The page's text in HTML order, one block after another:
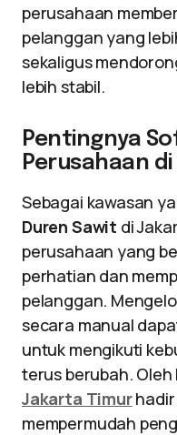
perusahaan
pelanggan yang
sekaligus
lebih stabil.
Pentingnya
Perusahaan
Sebagai kawasan
Duren Sawit di
perusahaan yang
perhatian dan
pelanggan.
secara manual
untuk mengikuti
terus berubah.
Jakarta Timurhadir
mempermudah